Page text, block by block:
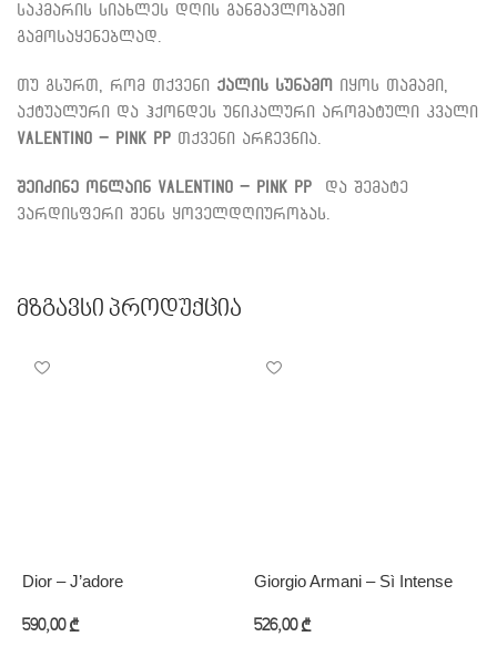
საკმარის სიახლეს დღის განმავლობაში
გამოსაყენებლად.
თუ გსურთ, რომ თქვენი ქალის სუნამო
იყოს თამამი,
აქტუალური და ჰქონდეს უნიკალური არომატული კვალი
Valentino – Pink PP თქვენი არჩევნია.
შეიძინე ონლაინ Valentino – Pink PP და შემატე
ვარდისფერი შენს ყოველდღიურობას.
Მზგავსი Პროდუქცია
Dior – J’adore
590,00 ₾
Giorgio Armani – Sì Intense
526,00 ₾